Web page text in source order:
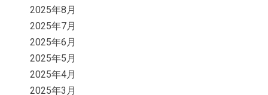
2025年8月
2025年7月
2025年6月
2025年5月
2025年4月
2025年3月